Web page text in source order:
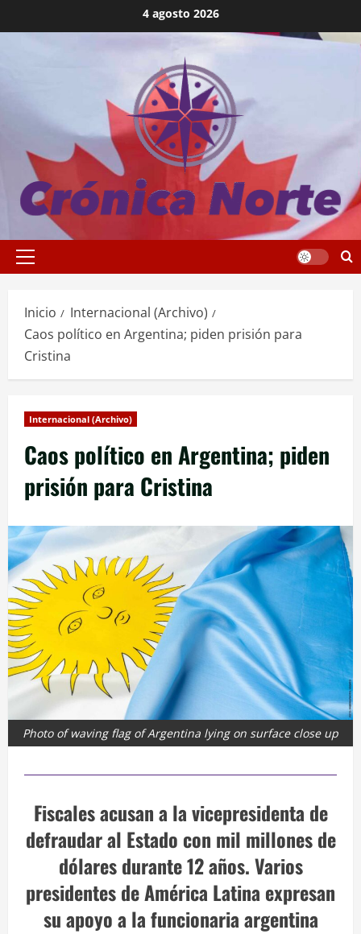
al
4 agosto 2026
Menú
Inicio
Internacional (Archivo)
Caos político en Argentina; piden prisión para
Cristina
Internacional (Archivo)
Caos político en Argentina; piden
prisión para Cristina
Photo of waving flag of Argentina lying on surface close up
Fiscales acusan a la vicepresidenta de
defraudar al Estado con mil millones de
dólares durante 12 años. Varios
presidentes de América Latina expresan
su apoyo a la funcionaria argentina